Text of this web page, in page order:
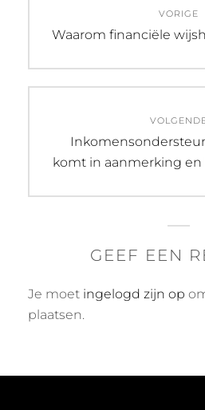
navigatie
VORIGE
Vorig
Waarom financiële
Volgend
bericht:
komt in aanmerking en
GEEF EEN
Je moet ingelogd zijn op
plaatsen.